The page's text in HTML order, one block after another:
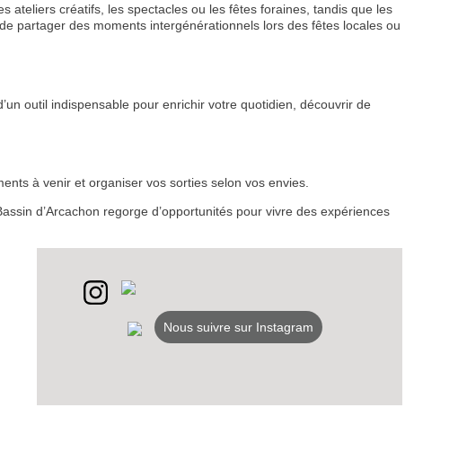
LES
PLANS
ateliers créatifs, les spectacles ou les fêtes foraines, tandis que les
partager des moments intergénérationnels lors des fêtes locales ou
outil indispensable pour enrichir votre quotidien, découvrir de
à venir et organiser vos sorties selon vos envies.
d’Arcachon regorge d’opportunités pour vivre des expériences
Nous suivre sur Instagram